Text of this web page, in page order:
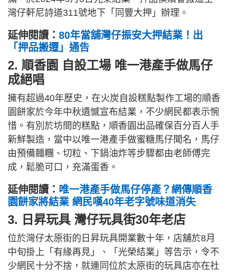
灣仔軒尼詩道311號地下「同豐大押」辦理。
延伸閱讀： 80年當舖灣仔振安大押結業！出
「押品搬遷」通告
2. 順香園 自設工場 唯一港產手做馬仔
成絕唱
擁有超過40年歷史，在火炭自設糕點製作工場的順香
園餅家於今年中秋遺憾宣布結業，不少網民都表示惋
惜。有別於坊間的糕點，順香園出品確保百分百人手
新鮮製造，當中以唯一港產手做蜜糖馬仔聞名，馬仔
由預備麵糰、切粒、下鍋油炸等步驟都由老師傅完
成，鬆脆可口，充滿蛋香。
延伸閱讀： 唯一港產手做馬仔停產？網傳順香
園餅家將結業 網民嘆40年老字號味道消失
3. 日昇玩具 灣仔玩具街30年老店
位於灣仔太原街的日昇玩具開業數十年，店舖於8月
中旬掛上「有緣再見」、「光榮結業」等告示，令不
少網民十分不捨，就連同位於太原街的玩具店亦在社